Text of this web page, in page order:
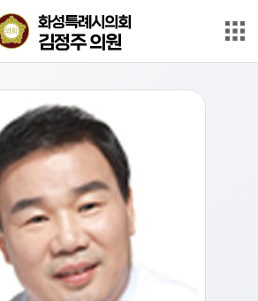
본문으로 바로가기
메인메뉴 바로가기
화성특례시의회
김정주 의원